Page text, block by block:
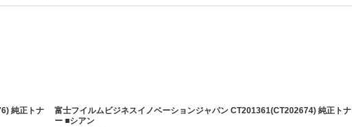
純正トナ
富士フイルムビジネスイノベーションジャパン CT201361(CT202674) 純正トナ
ー ■シアン